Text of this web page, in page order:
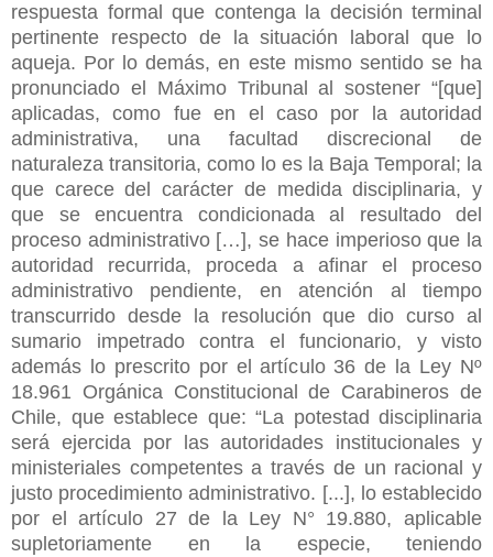
respuesta formal que contenga la decisión terminal
pertinente respecto de la situación laboral que lo
aqueja. Por lo demás, en este mismo sentido se ha
pronunciado el Máximo Tribunal al sostener “[que]
aplicadas, como fue en el caso por la autoridad
administrativa, una facultad discrecional de
naturaleza transitoria, como lo es la Baja Temporal; la
que carece del carácter de medida disciplinaria, y
que se encuentra condicionada al resultado del
proceso administrativo […], se hace imperioso que la
autoridad recurrida, proceda a afinar el proceso
administrativo pendiente, en atención al tiempo
transcurrido desde la resolución que dio curso al
sumario impetrado contra el funcionario, y visto
además lo prescrito por el artículo 36 de la Ley Nº
18.961 Orgánica Constitucional de Carabineros de
Chile, que establece que: “La potestad disciplinaria
será ejercida por las autoridades institucionales y
ministeriales competentes a través de un racional y
justo procedimiento administrativo. [...], lo establecido
por el artículo 27 de la Ley N° 19.880, aplicable
supletoriamente en la especie, teniendo